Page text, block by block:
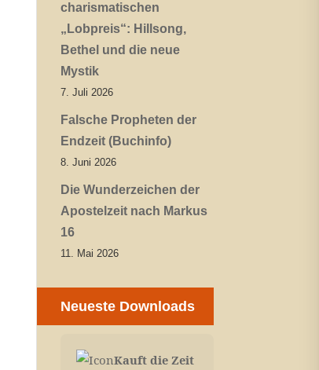
charismatischen
„Lobpreis“: Hillsong,
Bethel und die neue
Mystik
7. Juli 2026
Falsche Propheten der
Endzeit (Buchinfo)
8. Juni 2026
Die Wunderzeichen der
Apostelzeit nach Markus
16
11. Mai 2026
Neueste Downloads
Kauft die Zeit